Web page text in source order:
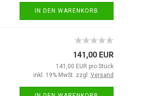
IN DEN WARENKORB
141,00 EUR
141,00 EUR pro Stück
inkl. 19% MwSt. zzgl. Versand